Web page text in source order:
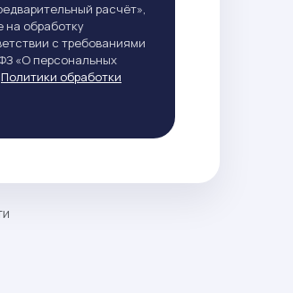
расчёт»,
на обработку
с требованиями
«О персональных
Политики обработки